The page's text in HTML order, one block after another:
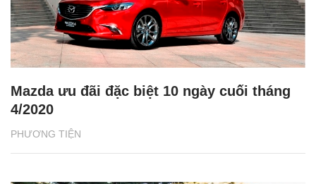
PHƯƠNG TIỆN
Mazda ưu đãi đặc biệt 10 ngày cuối tháng
4/2020